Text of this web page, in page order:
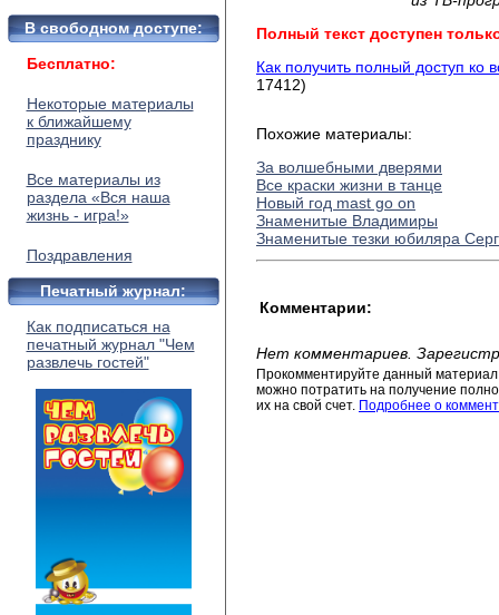
В свободном доступе:
Бесплатно:
Некоторые материалы
к ближайшему
празднику
Все материалы из
раздела «Вся наша
жизнь - игра!»
Поздравления
Печатный журнал:
Как подписаться на
печатный журнал "Чем
развлечь гостей"
Полный текст доступен
Как получить полный доступ ко
17412)
Похожие материалы:
За волшебными дверями
Все краски жизни в танце
Новый год mast go on
Знаменитые Владимиры
Знаменитые тезки юбиляра
Комментарии:
Нет комментариев.
Прокомментируйте данный
можно потратить на получение
их на свой счет. Подробнее о